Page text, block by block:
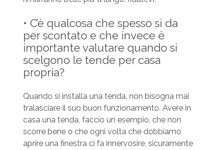
• C’è qualcosa che spesso si da
per scontato e che invece è
importante valutare quando si
scelgono le tende per casa
propria?
Quando si installa una tenda, non bisogna mai
tralasciare il suo buon funzionamento. Avere in
casa una tenda, faccio un esempio, che non
scorre bene o che ogni volta che dobbiamo
aprire una finestra ci fa innervosire, sicuramente